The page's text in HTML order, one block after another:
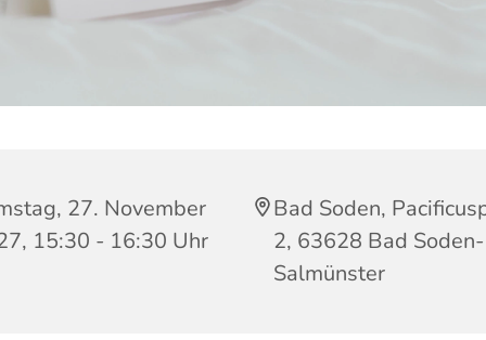
27. November
15:30 - 16:30 Uhr
Bad Soden,
2, 63628 Bad Soden-
Salmünster